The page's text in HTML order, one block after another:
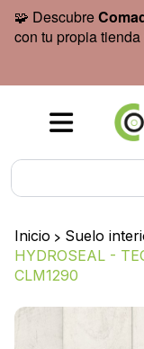
🧩 Descubre
con tu propia
Inicio > Suelo
HYDROSEAL -
CLM1290